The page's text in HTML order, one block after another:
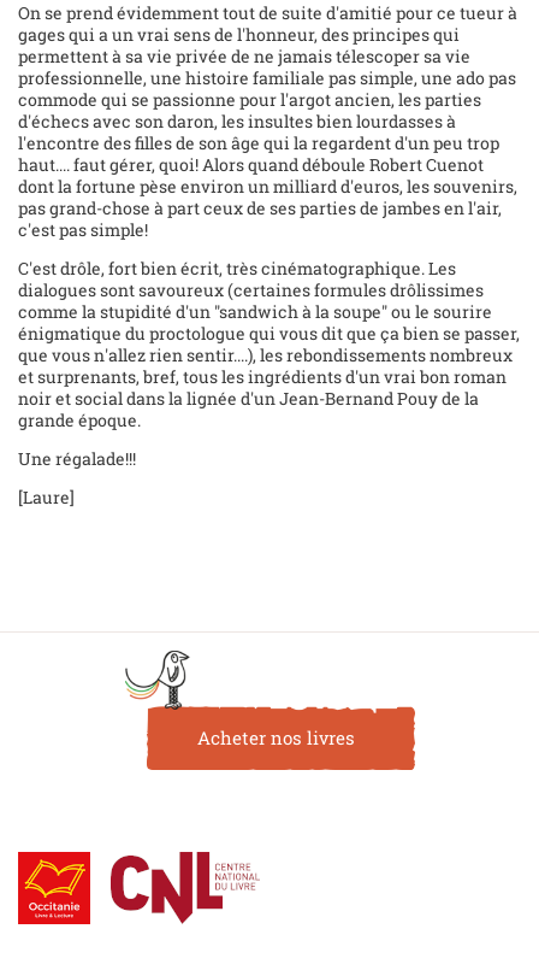
On se prend évidemment tout de suite d'amitié pour ce tueur à
gages qui a un vrai sens de l'honneur, des principes qui
permettent à sa vie privée de ne jamais télescoper sa vie
professionnelle, une histoire familiale pas simple, une ado pas
commode qui se passionne pour l'argot ancien, les parties
d'échecs avec son daron, les insultes bien lourdasses à
l'encontre des filles de son âge qui la regardent d'un peu trop
haut.... faut gérer, quoi! Alors quand déboule Robert Cuenot
dont la fortune pèse environ un milliard d'euros, les souvenirs,
pas grand-chose à part ceux de ses parties de jambes en l'air,
c'est pas simple!
C'est drôle, fort bien écrit, très cinématographique. Les
dialogues sont savoureux (certaines formules drôlissimes
comme la stupidité d'un "sandwich à la soupe" ou le sourire
énigmatique du proctologue qui vous dit que ça bien se passer,
que vous n'allez rien sentir....), les rebondissements nombreux
et surprenants, bref, tous les ingrédients d'un vrai bon roman
noir et social dans la lignée d'un Jean-Bernand Pouy de la
grande époque.
Une régalade!!!
[Laure]
Acheter nos livres